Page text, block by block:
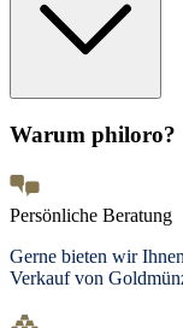
Warum philoro?
Persönliche Beratung
Gerne bieten wir
Verkauf von